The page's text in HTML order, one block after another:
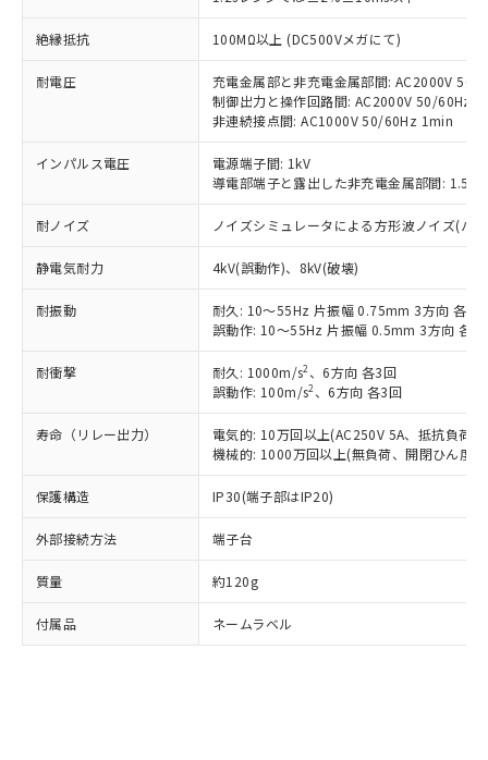
絶縁抵抗 100MΩ以上 (DC500Vメガにて)
耐電圧
充電金属部と非充電金属部間: AC2000V 50/
制御出力と操作回路間: AC2000V 50/60Hz
非連続接点間: AC1000V 50/60Hz 1min
インパルス電圧
電源端子間: 1kV
導電部端子と露出した非充電金属部間: 1.5kV
耐ノイズ ノイズシミュレータによる方形波ノイズ(
静電気耐力 4kV(誤動作)、8kV(破壊)
耐振動
耐久: 10～55Hz 片振幅 0.75mm 3方向 各2h
誤動作: 10～55Hz 片振幅 0.5mm 3方向 各
耐衝撃 耐久: 1000m/s2 、6方向 各3回
誤動作: 100m/s2 、6方向 各3回
寿命（リレー出力）
電気的: 10万回以上(AC250V 5A、抵抗負荷
機械的: 1000万回以上(無負荷、開閉ひん度
保護構造 IP30(端子部はIP20)
外部接続方法 端子台
質量 約120g
付属品 ネームラベル
ご利用条件
以下の条件をお読みいただき、同意のうえ
ご利用ください。
本サービスは、当社制御機器事業取扱
商品の当社在庫状況および標準価格
(税抜)を提供させていただくもので
当社制御機器事業取扱商品の中には、
本サービスの対象外となる商品もある
ことをご了承ください。
在庫状況および標準価格照会結果は、
記載している更新日時点での社内デー
タに基づき作成されるものであり、閲
覧された時点での実際の在庫および標
準価格とは異なる場合があることをご
了承ください。
正式な納期状況および標準価格はお客
様のお取引先、またはお客様担当のオ
ムロン制御機器販売店・当社販売員に
オムロン制御機器販売店や当社販売拠
販売ネットワーク
」をご確認
在庫状況および標準価格結果を当社の
対応予定：EU RoHS指令（10物質）の非含
有に対応した製品に切り替える予定のある
対応予定なし：EU RoHS指令（10物質）の
非含有に非対応の商品で、対応品を出す予
定はありません。
調査・確認中：EU RoHS指令（10物質）の
非含有の対応状況を調査中または確認中の
商品です。
非該当品：ライセンス料など無形物で、有
害物質有無と関係のない商品です。
仕入先様の事情により、非含有部品として
いたものが、含有品と判明した場合などや
むを得ず変更することがあります。
*EU RoHS指令（10物質）：
鉛(Pb) 1000ppm以下、 水銀(Hg) 1000ppm以下、 カド
ミウム(Cd) 100ppm以下、
六価クロム(Cr(Ⅵ)) 1000ppm以下、ポリ臭化ビフェニル
類(PBB) 1000ppm以下、ポリ臭化ジフェニルエーテル類
(PBDE) 1000ppm以下、フタル酸ビス(2-エチルヘキシ
ル) (DEHP)(別名：DOP) 1000ppm以下、フタル酸ブチ
ルベンジル（BBP） 1000ppm以下、フタル酸ジブチル
但し、RoHS指令で産業用監視および制御機器に対する
適用除外項目は除く。
フタル酸エステル類の４物質については閾値を超える意
図的な使用がないことを確認しています。
※1 中国RoHS○×表
「○」：最大均質材料含有率が中国RoHSの
基準値以下であることを示します。
「×」：最大均質材料含有率が中国RoHSの
基準値を超えていることを示します。
「－」：未確認です。当社販売部門へお問
い合わせください。
*中国RoHS10物質の基準値 (GB/T26572)：
Pb(鉛) :1000ppm、 Hg(水銀) : 1000ppm、 Cd(カドミウ
ム) : 100ppm、
Cr(Ⅵ)(六価クロム) : 1000ppm、 PBBs(ポリ臭化ビフェ
ニル類) : 1000ppm、 PBDEs(ポリ臭化ジフェニルエーテ
DBP(フタル酸ジブチル) : 1000ppm、 DIBP(フタル酸ジ
イソブチル) : 1000ppm、 BBP(フタル酸ブチルベンジ
ル) : 1000ppm、
DEHP(フタル酸ビス(2-エチルヘキシル)) : 1000ppm
※2 環境保護使用期限
当社は、これら貴社製品のうち、外国
為替および外国貿易法に定める商品
（以下｢規制貨物等」という）を輸出
または国外への提供する場合は、日本
国政府の輸出許可(または役務取引許
可)を取得するなどの必要な手続きを
当社は規制貨物を破棄する場合は、完
全に破砕するなど、違法に輸出されな
いよう必要な手段を講じます。
当社は貴社製品を、核兵器、ミサイ
武器並びにこれらの製造装置等に一切
使用いたしません。
一定数には満たないが在庫あり
在庫なし(最新の在庫状況につ
いては、お客様のお取引先、ま
たはお客様担当のオムロン制御
機器販売店・当社販売員にご確